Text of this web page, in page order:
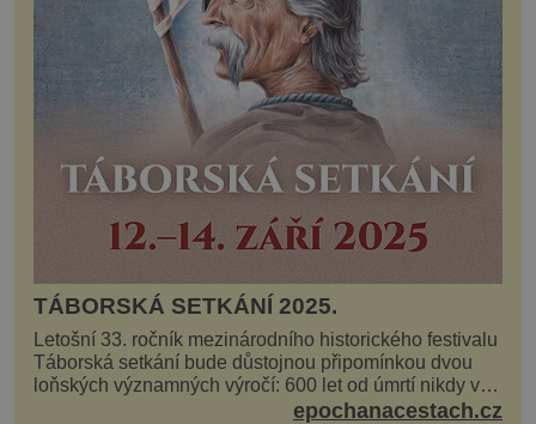
TÁBORSKÁ SETKÁNÍ 2025.
Letošní 33. ročník mezinárodního historického festivalu
Táborská setkání bude důstojnou připomínkou dvou
loňských významných výročí: 600 let od úmrtí nikdy v
poli neporaženého hejtmana Jana Žižky z Tr...
epochanacestach.cz